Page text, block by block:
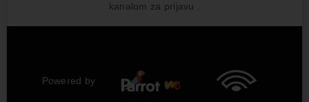
kanalom za prijavu .
Powered by